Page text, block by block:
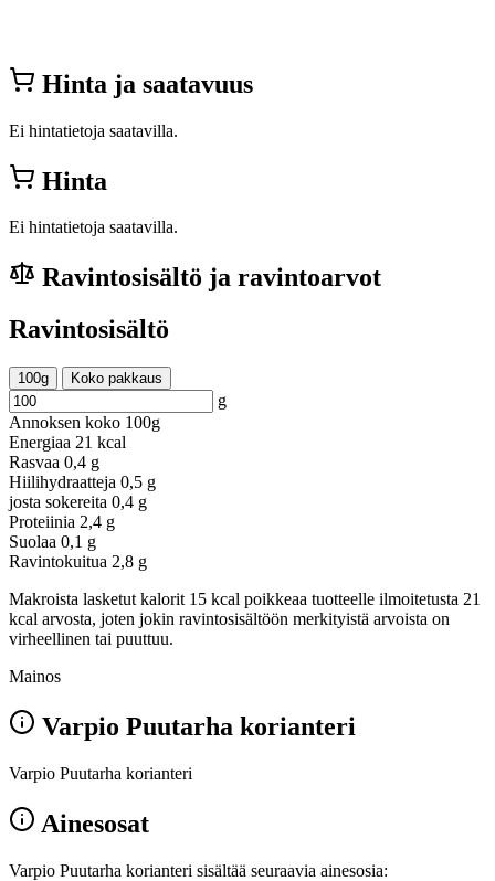
Hinta ja saatavuus
Ei hintatietoja saatavilla.
Hinta
Ei hintatietoja saatavilla.
Ravintosisältö ja ravintoarvot
Ravintosisältö
100g Koko pakkaus
g
Annoksen koko 100g
Energiaa 21 kcal
Rasvaa 0,4 g
Hiilihydraatteja 0,5 g
josta sokereita 0,4 g
Proteiinia 2,4 g
Suolaa 0,1 g
Ravintokuitua 2,8 g
Makroista lasketut kalorit 15 kcal poikkeaa tuotteelle ilmoitetusta 21
kcal arvosta, joten jokin ravintosisältöön merkityistä arvoista on
virheellinen tai puuttuu.
Mainos
Varpio Puutarha korianteri
Varpio Puutarha korianteri
Ainesosat
Varpio Puutarha korianteri sisältää seuraavia ainesosia: